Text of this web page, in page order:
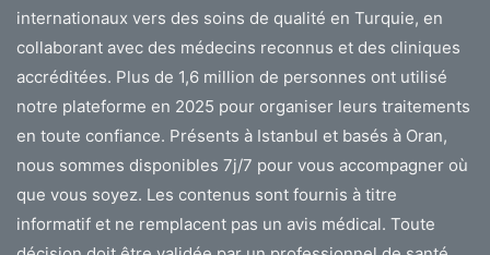
internationaux vers des soins de qualité en Turquie, en
collaborant avec des médecins reconnus et des cliniques
accréditées. Plus de 1,6 million de personnes ont utilisé
notre plateforme en 2025 pour organiser leurs traitements
en toute confiance. Présents à Istanbul et basés à Oran,
nous sommes disponibles 7j/7 pour vous accompagner où
que vous soyez. Les contenus sont fournis à titre
informatif et ne remplacent pas un avis médical. Toute